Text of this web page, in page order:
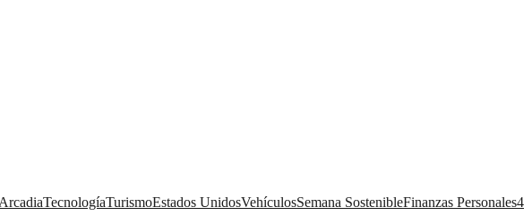
ArcadiaTecnologíaTurismoEstados UnidosVehículosSemana SostenibleFinanzas Personales4